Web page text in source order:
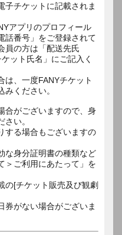
チケットに記載されま
アプリのプロフィール
話番号」をご登録されて
員の方は「配送先氏
ット氏名」にご記入く
は、一度FANYチケット
みください。
合がございますので、身
い。
する場合もございますの
な身分証明書の種類など
＞ご利用にあたって」を
[チケット販売及び観劇
がない場合がございま